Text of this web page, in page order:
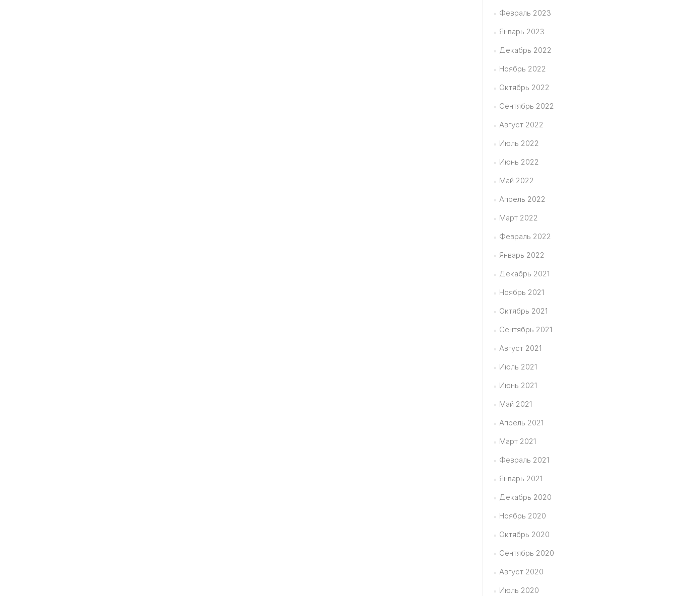
Февраль 2023
Январь 2023
Декабрь 2022
Ноябрь 2022
Октябрь 2022
Сентябрь 2022
Август 2022
Июль 2022
Июнь 2022
Май 2022
Апрель 2022
Март 2022
Февраль 2022
Январь 2022
Декабрь 2021
Ноябрь 2021
Октябрь 2021
Сентябрь 2021
Август 2021
Июль 2021
Июнь 2021
Май 2021
Апрель 2021
Март 2021
Февраль 2021
Январь 2021
Декабрь 2020
Ноябрь 2020
Октябрь 2020
Сентябрь 2020
Август 2020
Июль 2020